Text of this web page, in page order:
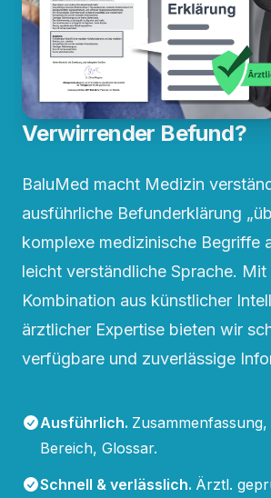
Verwirrender Befund?
BaluMed macht Medizin
ausführliche Befunderklärung
komplexe medizinische Begriffe
leicht verständliche Sprache. Mit
Kombination aus künstlicher
ärztlicher Expertise bieten wir
verfügbare und zuverlässige
Ausführlich.
Bereich, Glossar.
Schnell & verlässlich. Ärztl.